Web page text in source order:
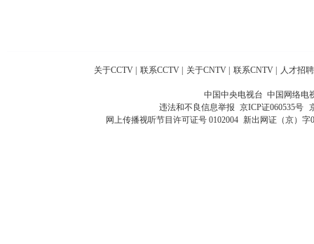
关于CCTV | 联系CCTV | 关于CNTV | 联系CNTV | 人才招聘
中国中央电视台 中国网络电
违法和不良信息举报 京ICP证060535号
网上传播视听节目许可证号 0102004 新出网证（京）